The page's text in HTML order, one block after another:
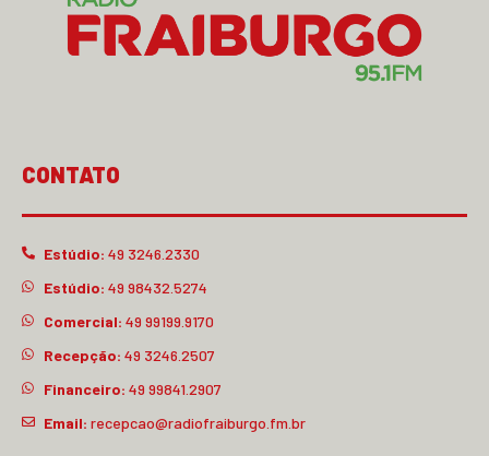
CONTATO
Estúdio: 49 3246.2330
Estúdio: 49 98432.5274
Comercial: 49 99199.9170
Recepção: 49 3246.2507
Financeiro: 49 99841.2907
Email: recepcao@radiofraiburgo.fm.br